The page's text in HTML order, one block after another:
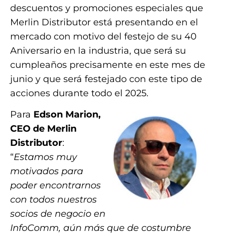
descuentos y promociones especiales que
Merlin Distributor está presentando en el
mercado con motivo del festejo de su 40
Aniversario en la industria, que será su
cumpleaños precisamente en este mes de
junio y que será festejado con este tipo de
acciones durante todo el 2025.
Para Edson Marion,
CEO de Merlin
Distributor:
“Estamos muy
motivados para
poder encontrarnos
con todos nuestros
socios de negocio en
InfoComm, aún más que de costumbre